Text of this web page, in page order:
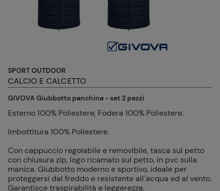
SPORT OUTDOOR
CALCIO E CALCETTO
GIVOVA Giubbotto panchina - set 2 pezzi
Esterno 100% Poliestere, Fodera 100% Poliestere.
Imbottitura 100% Poliestere.
Con cappuccio regolabile e removibile, tasca sul petto
con chiusura zip, logo ricamato sul petto, in pvc sulla
manica. Giubbotto moderno e sportivo, ideale per
proteggersi dal freddo e resistente all`acqua ed al vento.
Garantisce traspirabilità e leggerezza.